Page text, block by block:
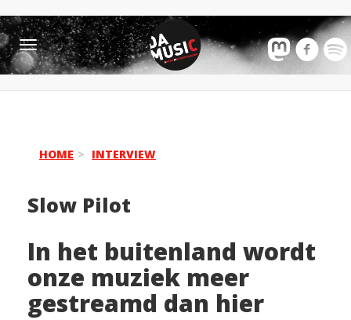
Toggle
navigation
HOME INTERVIEW
Slow Pilot
In het buitenland wordt
onze muziek meer
gestreamd dan hier